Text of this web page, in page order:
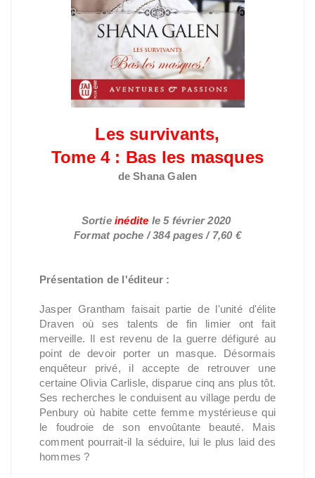
Les survivants,
Tome 4 : Bas les masques
de Shana Galen
Sortie inédite le 5 février 2020
Format poche / 384 pages / 7,60 €
Présentation de l'éditeur :
Jasper Grantham faisait partie de l'unité d'élite
Draven où ses talents de fin limier ont fait
merveille. Il est revenu de la guerre défiguré au
point de devoir porter un masque. Désormais
enquêteur privé, il accepte de retrouver une
certaine Olivia Carlisle, disparue cinq ans plus tôt.
Ses recherches le conduisent au village perdu de
Penbury où habite cette femme mystérieuse qui
le foudroie de son envoûtante beauté. Mais
comment pourrait-il la séduire, lui le plus laid des
hommes ?